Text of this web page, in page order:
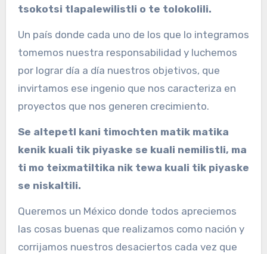
tsokotsi tlapalewilistli o te tolokolili.
Un país donde cada uno de los que lo integramos
tomemos nuestra responsabilidad y luchemos
por lograr día a día nuestros objetivos, que
invirtamos ese ingenio que nos caracteriza en
proyectos que nos generen crecimiento.
Se altepetl kani timochten matik matika
kenik kuali tik piyaske se kuali nemilistli, ma
ti mo teixmatiltika nik tewa kuali tik piyaske
se niskaltili.
Queremos un México donde todos apreciemos
las cosas buenas que realizamos como nación y
corrijamos nuestros desaciertos cada vez que